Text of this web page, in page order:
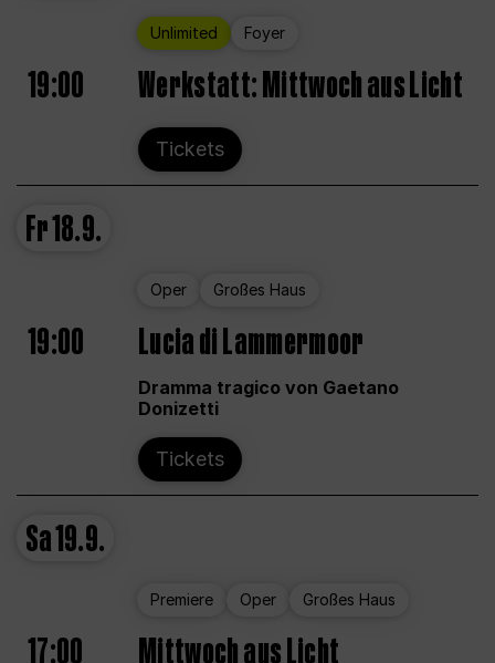
Unlimited Foyer
19:00 Werkstatt: Mittwoch aus Licht
Tickets
Fr18.9.
Oper Großes Haus
19:00 Lucia di Lammermoor
Dramma tragico von Gaetano
Donizetti
Tickets
Sa19.9.
Premiere Oper Großes Haus
17:00 Mittwoch aus Licht